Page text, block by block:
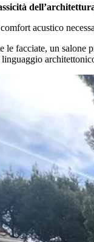
acustico
le facciate, un